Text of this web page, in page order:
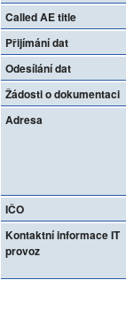
Called AE title
Přijímání dat
Odesílání dat
Žádosti o dokumentaci
Adresa
IČO
Kontaktní informace IT
provoz